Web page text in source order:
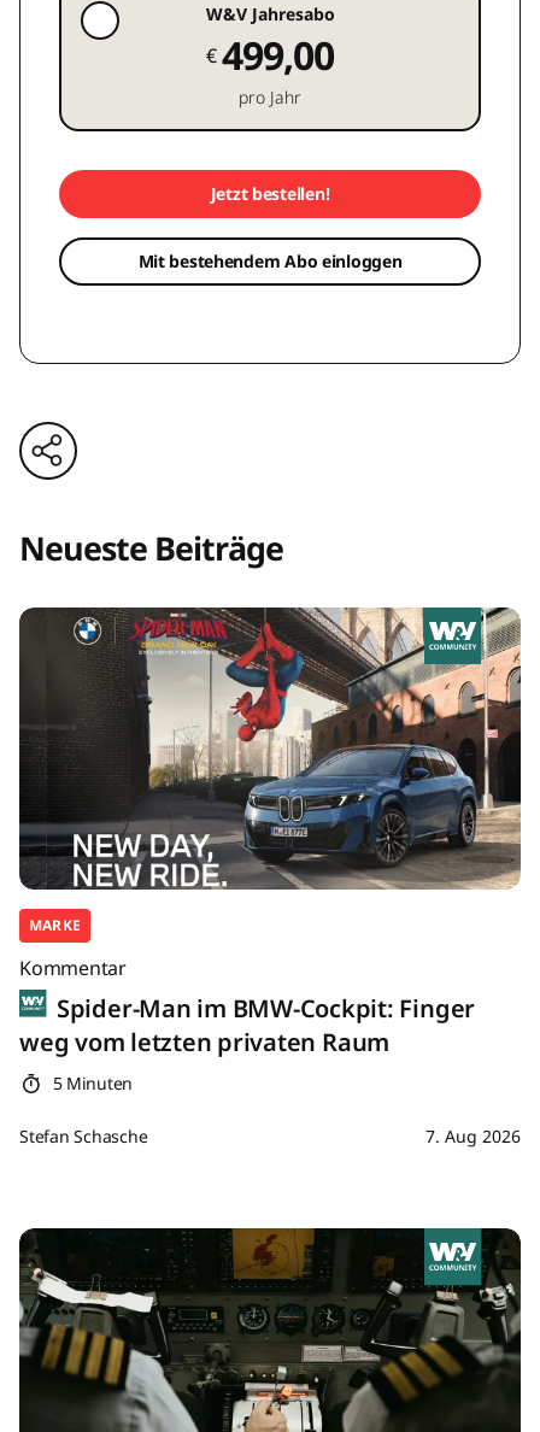
W&V Jahresabo
€499,00
pro Jahr
Jetzt bestellen!
Mit bestehendem Abo einloggen
Neueste Beiträge
MARKE
Kommentar
Spider-Man im BMW-Cockpit: Finger
weg vom letzten privaten Raum
5 Minuten
Stefan Schasche 7. Aug 2026